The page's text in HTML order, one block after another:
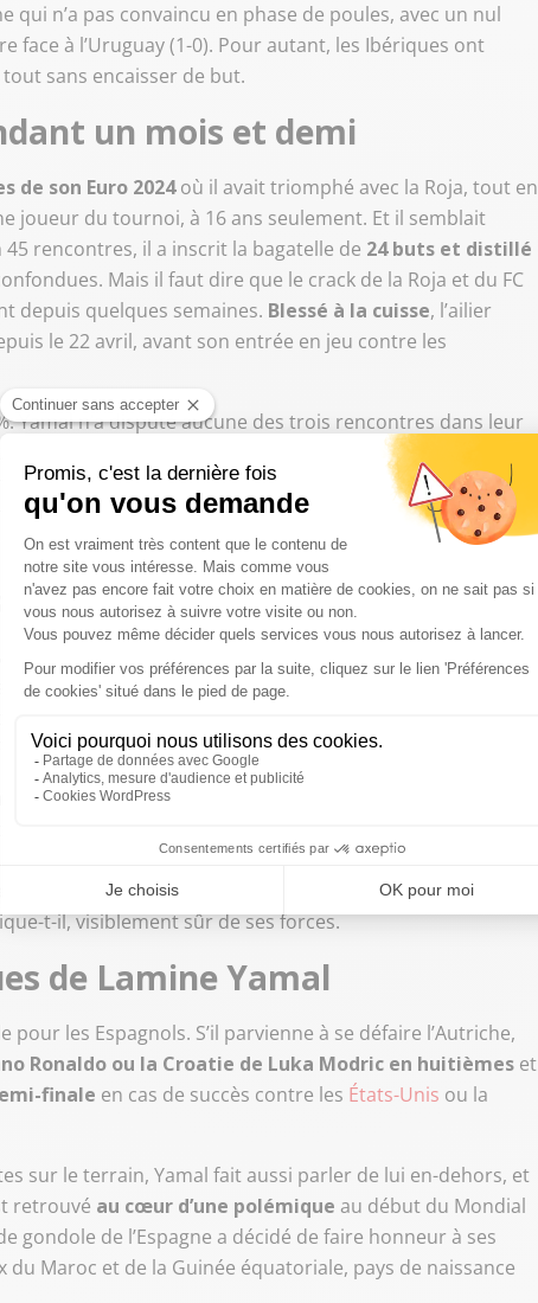
qui n’a pas convaincu en phase de poules, avec un nul
face à l’Uruguay (1-0). Pour autant, les Ibériques ont
sans encaisser de but.
un mois et demi
de son Euro 2024où il avait triomphé avec la Roja, tout en
joueur du tournoi, à 16 ans seulement. Et il semblait
rencontres, il a inscrit la bagatelle de 24 buts et distillé
Mais il faut dire que le crack de la Roja et du FC
depuis quelques semaines. Blessé à la cuisse, l’ailier
le 22 avril, avant son entrée en jeu contre les
Yamal n’a disputé aucune des trois rencontres dans leur
par l’Espagne depuis le début de la compétition,
inscrit le but de l’ouverture du score contre l’Arabie
aux autres têtes d’affiches du tournoi qui gravitent
être meilleurs que nous »
de se rapprocher de ses concurrents ce soir, contre
de la Fuente pourrait le titulariser sur le côté droit
le prodige ne semble pas inquiet de la suite, et
est imbattable
être meilleurs que nous. La phase de groupes ne veut
commence maintenant. À partir de maintenant, ce
pu faire trois matchs nuls en phase de groupes et
t-il, visiblement sûr de ses forces.
de Lamine Yamal
les Espagnols. S’il parvienne à se défaire l’Autriche,
Ronaldo ou la Croatie de Luka Modric en huitièmes et
finale en cas de succès contre les États-Unis ou la
sur le terrain, Yamal fait aussi parler de lui en-dehors, et
retrouvé au cœur d’une polémique au début du Mondial
gondole de l’Espagne a décidé de faire honneur à ses
Maroc et de la Guinée équatoriale, pays de naissance